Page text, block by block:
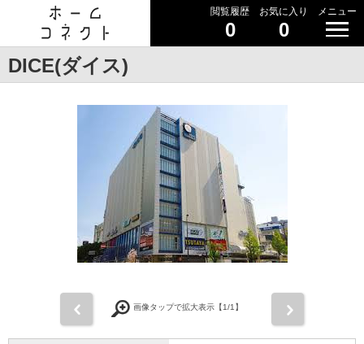
閲覧履歴
0
お気に入り
0
メニュー
DICE(ダイス)
画像タップで拡大表示【1/1】